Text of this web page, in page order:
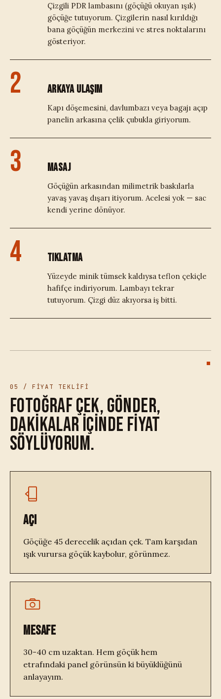
Çizgili PDR lambasını (göçüğü okuyan ışık)
göçüğe tutuyorum. Çizgilerin nasıl kırıldığı
bana göçüğün merkezini ve stres noktalarını
gösteriyor.
2 ARKAYA ULAŞIM
Kapı döşemesini, davlumbazı veya bagajı açıp
panelin arkasına çelik çubukla giriyorum.
3 MASAJ
Göçüğün arkasından milimetrik baskılarla
yavaş yavaş dışarı itiyorum. Acelesi yok — sac
kendi yerine dönüyor.
4 TIKLATMA
Yüzeyde minik tümsek kaldıysa teflon çekiçle
hafifçe indiriyorum. Lambayı tekrar
tutuyorum. Çizgi düz akıyorsa iş bitti.
05 / FİYAT TEKLİFİ
Fotoğraf çek, gönder,
dakikalar içinde fiyat
söylüyorum.
AÇI
Göçüğe 45 derecelik açıdan çek. Tam karşıdan
ışık vurursa göçük kaybolur, görünmez.
MESAFE
30-40 cm uzaktan. Hem göçük hem
etrafındaki panel görünsün ki büyüklüğünü
anlayayım.